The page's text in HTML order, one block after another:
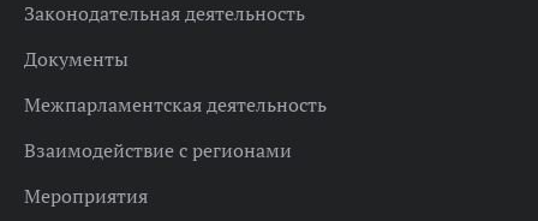
Законодательная деятельность
Документы
Межпарламентская деятельность
Взаимодействие с регионами
Мероприятия